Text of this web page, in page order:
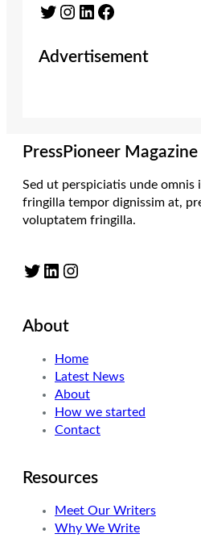
Twitter Instagram LinkedIn Facebook
Advertisement
PressPioneer Magazine
Sed ut perspiciatis unde omnis
fringilla tempor dignissim at,
voluptatem fringilla.
Twitter LinkedIn Instagram
About
Home
Latest News
About
How we started
Contact
Resources
Meet Our Writers
Why We Write